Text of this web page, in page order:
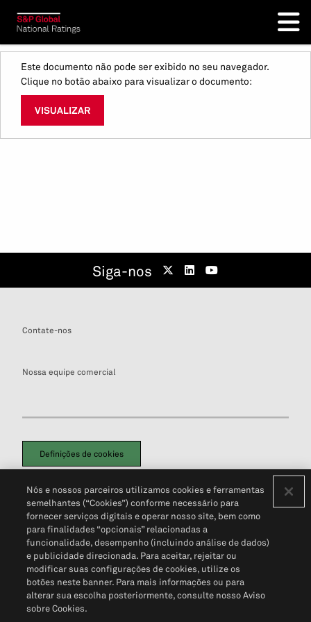
Este documento não pode ser exibido no seu navegador.
Clique no botão abaixo para visualizar o documento:
VISUALIZAR
Siga-nos
Contate-nos
Nossa equipe comercial
Definições de cookies
Política de PrivacidadePortal de privacidade do cliente (em inglês)
Não Venda Minhas Informações Pessoais© 2026 S&P Global
Nós e nossos parceiros utilizamos cookies e ferramentas
semelhantes (“Cookies”) conforme necessário para
fornecer serviços digitais e operar nosso site, bem como
para finalidades “opcionais” relacionadas a
funcionalidade, desempenho (incluindo análise de dados)
e publicidade direcionada. Para aceitar, rejeitar ou
modificar suas configurações de cookies, utilize os
botões neste banner. Para mais informações ou para
alterar sua escolha posteriormente, consulte nosso Aviso
sobre Cookies.